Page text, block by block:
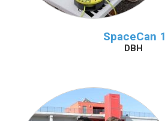
SpaceCan 1
DBH